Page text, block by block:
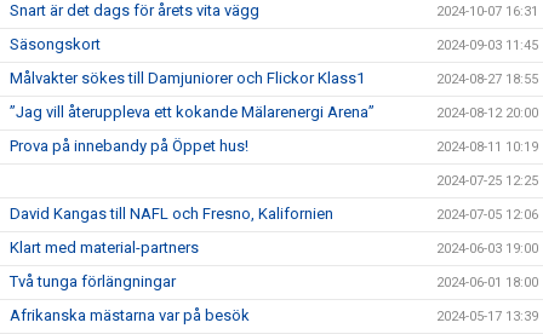
Snart är det dags för årets vita vägg 2024-10-07 16:31
Säsongskort 2024-09-03 11:45
Målvakter sökes till Damjuniorer och Flickor Klass1 2024-08-27 18:55
”Jag vill återuppleva ett kokande Mälarenergi Arena” 2024-08-12 20:00
Prova på innebandy på Öppet hus! 2024-08-11 10:19
2024-07-25 12:25
David Kangas till NAFL och Fresno, Kalifornien 2024-07-05 12:06
Klart med material-partners 2024-06-03 19:00
Två tunga förlängningar 2024-06-01 18:00
Afrikanska mästarna var på besök 2024-05-17 13:39